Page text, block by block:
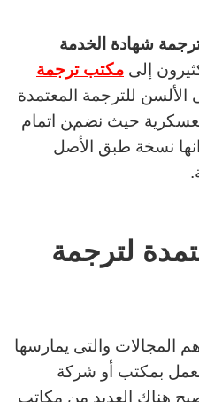
شهادة الخدمة
إلى مكتب ترجمة
الألسن للترجمة المعتمدة
حيث نضمن اتمام
نسخة طبق الأصل
لترجمة
المجالات والتى يمارسها
بمكتب أو شركة
هناك العديد من مكاتب